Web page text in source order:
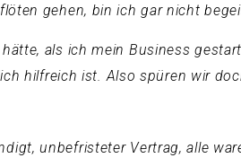
gehen, bin ich gar nicht
als ich mein Business
hilfreich ist. Also spüren wir
unbefristeter Vertrag, alle